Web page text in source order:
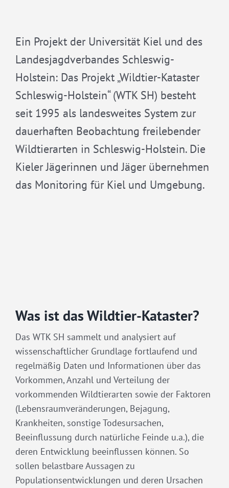
Ein Projekt der Universität Kiel und des
Landesjagdverbandes Schleswig-
Holstein: Das Projekt „Wildtier-Kataster
Schleswig-Holstein“ (WTK SH) besteht
seit 1995 als landesweites System zur
dauerhaften Beobachtung freilebender
Wildtierarten in Schleswig-Holstein. Die
Kieler Jägerinnen und Jäger übernehmen
das Monitoring für Kiel und Umgebung.
Was ist das Wildtier-Kataster?
Das WTK SH sammelt und analysiert auf
wissenschaftlicher Grundlage fortlaufend und
regelmäßig Daten und Informationen über das
Vorkommen, Anzahl und Verteilung der
vorkommenden Wildtierarten sowie der Faktoren
(Lebensraumveränderungen, Bejagung,
Krankheiten, sonstige Todesursachen,
Beeinflussung durch natürliche Feinde u.a.), die
deren Entwicklung beeinflussen können. So
sollen belastbare Aussagen zu
Populationsentwicklungen und deren Ursachen